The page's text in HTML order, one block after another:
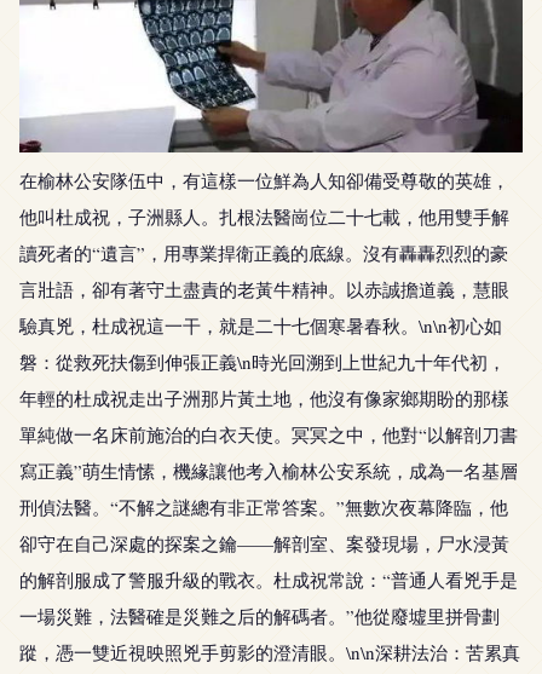
在榆林公安隊伍中，有這樣一位鮮為人知卻備受尊敬的英雄，
他叫杜成祝，子洲縣人。扎根法醫崗位二十七載，他用雙手解
讀死者的“遺言”，用專業捍衛正義的底線。沒有轟轟烈烈的豪
言壯語，卻有著守土盡責的老黃牛精神。以赤誠擔道義，慧眼
驗真兇，杜成祝這一干，就是二十七個寒暑春秋。\n\n初心如
磐：從救死扶傷到伸張正義\n時光回溯到上世紀九十年代初，
年輕的杜成祝走出子洲那片黃土地，他沒有像家鄉期盼的那樣
單純做一名床前施治的白衣天使。冥冥之中，他對“以解剖刀書
寫正義”萌生情愫，機緣讓他考入榆林公安系統，成為一名基層
刑偵法醫。“不解之謎總有非正常答案。”無數次夜幕降臨，他
卻守在自己深處的探案之鑰——解剖室、案發現場，尸水浸黃
的解剖服成了警服升級的戰衣。杜成祝常說：“普通人看兇手是
一場災難，法醫確是災難之后的解碼者。”他從廢墟里拼骨劃
蹤，憑一雙近視映照兇手剪影的澄清眼。\n\n深耕法治：苦累真